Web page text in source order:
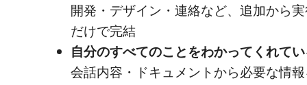
開発・デザイン・連絡など、追加から
だけで完結
自分のすべてのことをわかってくれて
会話内容・ドキュメントから必要な情